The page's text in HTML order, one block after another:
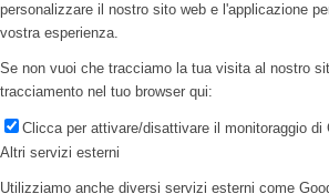
personalizzare il nostro sito web e l'applicazione
vostra esperienza.
Se non vuoi che tracciamo la tua visita al nostro
tracciamento nel tuo browser qui:
Clicca per attivare/disattivare il monitoraggio di
Altri servizi esterni
Utilizziamo anche diversi servizi esterni come